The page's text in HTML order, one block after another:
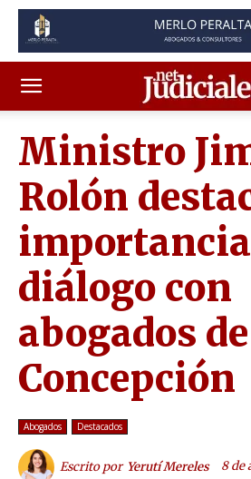
Ministro
Rolón
diálogo con
abogados de
Concepción
Abogados Destacados
Escrito por Yerutí Mereles 8 de